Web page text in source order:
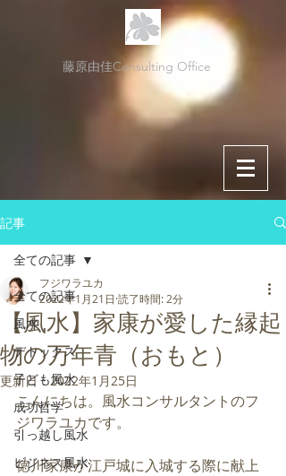
藤原由佳Consulting Office
記事
全ての記事
風水
デトックス
子ども風水
成功哲学
引っ越し風水
ビジネス風水
全ての記事
【風水】家康が愛した縁起
物の万年青（おもと）
フジワラユカ
2022年1月21日 読了時間: 2分
更新日：2022年1月25日
こんにちは。風水コンサルタントのフ
ジワラユカです。
徳川家康が江戸城に入城する際に献上